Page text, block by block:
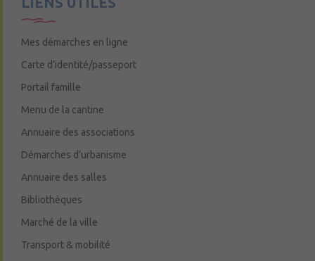
Mes démarches en ligne
Carte d’identité/passeport
Portail famille
Menu de la cantine
Annuaire des associations
Démarches d’urbanisme
Annuaire des salles
Bibliothèques
Marché de la ville
Transport & mobilité